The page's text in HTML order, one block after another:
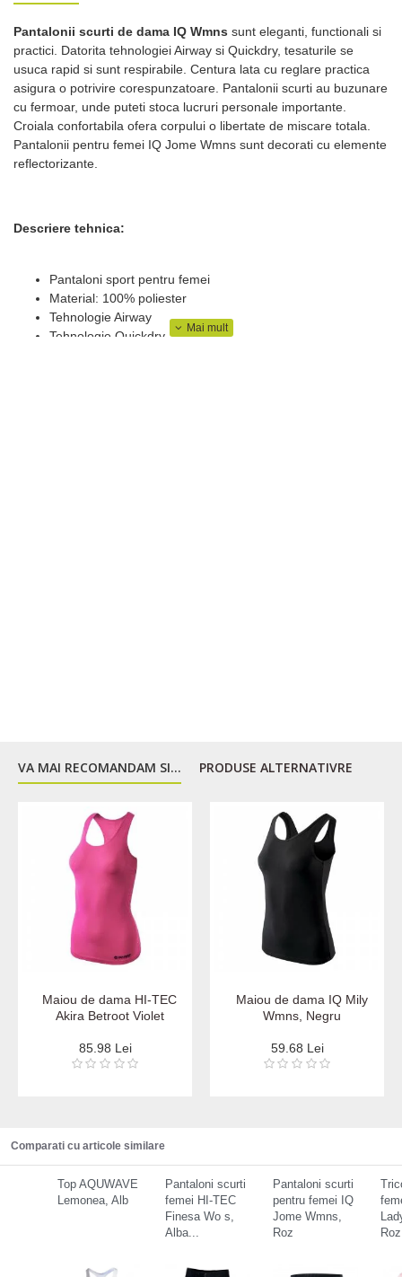
Pantalonii scurti de dama IQ Wmns sunt eleganti, functionali si
practici. Datorita tehnologiei Airway si Quickdry, tesaturile se
usuca rapid si sunt respirabile. Centura lata cu reglare practica
asigura o potrivire corespunzatoare. Pantalonii scurti au buzunare
cu fermoar, unde puteti stoca lucruri personale importante.
Croiala confortabila ofera corpului o libertate de miscare totala.
Pantalonii pentru femei IQ Jome Wmns sunt decorati cu elemente
reflectorizante.
Descriere tehnica:
Pantaloni sport pentru femei
Material: 100% poliester
Tehnologie Airway
Tehnologie Quickdry
VA MAI RECOMANDAM SI... PRODUSE ALTERNATIVRE
Maiou de dama HI-TEC
Akira Betroot Violet
85.98 Lei
Maiou de dama IQ Mily
Wmns, Negru
59.68 Lei
Comparati cu articole similare
Top AQUWAVE
Lemonea, Alb
Pantaloni scurti
femei HI-TEC
Finesa Wo s,
Alba...
Pantaloni scurti
pentru femei IQ
Jome Wmns,
Roz
Roz